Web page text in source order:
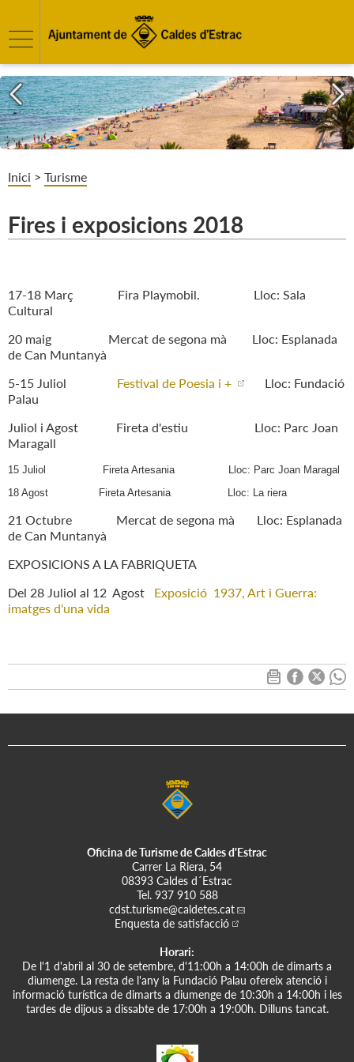
Inici > Turisme
Fires i exposicions 2018
17-18 Març Fira Playmobil. Lloc: Sala
Cultural
20 maig Mercat de segona mà Lloc: Esplanada
de Can Muntanyà
5-15 Juliol
Festival de Poesia i +
Lloc: Fundació
Palau
Juliol i Agost Fireta d'estiu Lloc: Parc Joan
Maragall
15 Juliol Fireta Artesania Lloc: Parc Joan Maragal
18 Agost Fireta Artesania Lloc: La riera
21 Octubre Mercat de segona mà Lloc: Esplanada
de Can Muntanyà
EXPOSICIONS A LA FABRIQUETA
Del 28 Juliol al 12 Agost Exposició 1937, Art i Guerra:
imatges d'una vida
Oficina de Turisme de Caldes d'Estrac
Carrer La Riera, 54
08393 Caldes d´Estrac
Tel. 937 910 588
cdst.turisme@caldetes.cat
Enquesta de satisfacció
Horari:
De l'1 d'abril al 30 de setembre, d'11:00h a 14:00h de dimarts a
diumenge. La resta de l'any la Fundació Palau ofereix atenció i
informació turística de dimarts a diumenge de 10:30h a 14:00h i les
tardes de dijous a dissabte de 17:00h a 19:00h. Dilluns tancat.